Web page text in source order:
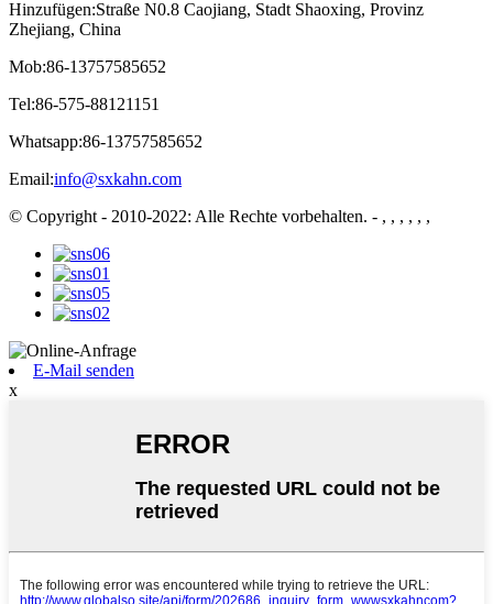
Hinzufügen:Straße N0.8 Caojiang, Stadt Shaoxing, Provinz
Zhejiang, China
Mob:86-13757585652
Tel:86-575-88121151
Whatsapp:86-13757585652
Email:info@sxkahn.com
© Copyright - 2010-2022: Alle Rechte vorbehalten. - , , , , , ,
E-Mail senden
x